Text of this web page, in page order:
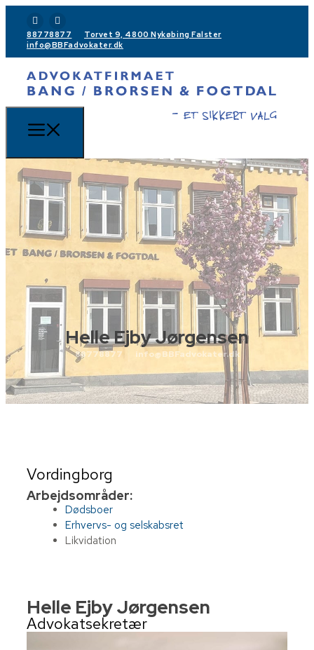
88778877
Torvet 9, 4800 Nykøbing Falster
info@BBFadvokater.dk
Helle Ejby Jørgensen
88778877 info@BBFadvokater.dk
Helle Ejby Jørgensen
Advokatsekretær
Vordingborg
Arbejdsområder:
Dødsboer
Erhvervs- og selskabsret
Likvidation